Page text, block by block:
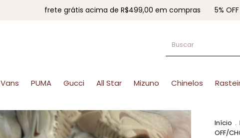
Vans PUMA Gucci All Star Mizuno Chinelos
frete grátis acima de R$499,00 em compras 5% OFF para
Início .
OFF/